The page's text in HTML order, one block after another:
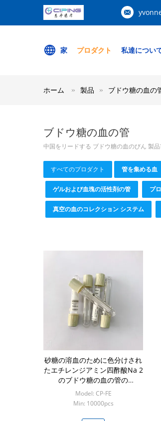
家 プロダクト 私達につい
ホーム 製品 ブドウ糖の血の
ブドウ糖の血の管
中国をリードする ブドウ糖の血のびん 製
すべてのプロダクト 管を集める血
ゲルおよび血塊の活性剤の管 プ
真空の血のコレクション システム
砂糖の溶血のために色分けされ
たエチレンジアミン四酢酸Na 2
のブドウ糖の血の管の
Phlebotomy
Model: CP-FE
Min: 10000pcs